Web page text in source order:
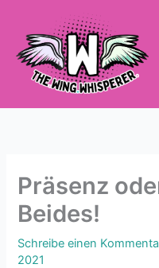
springen
Präsenz
Beides!
Schreibe einen
2021